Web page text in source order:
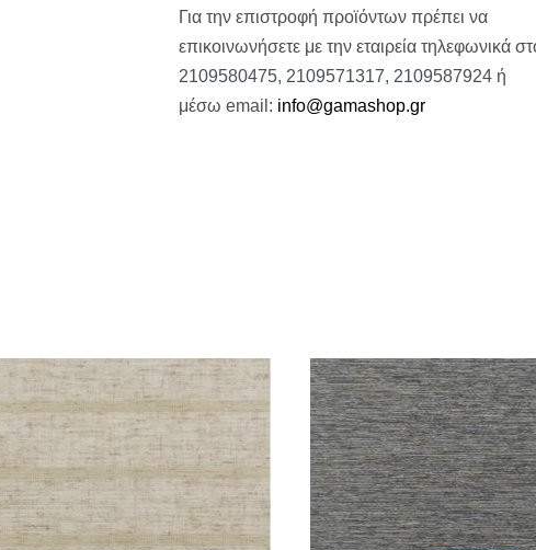
Για την επιστροφή προϊόντων πρέπει να
επικοινωνήσετε με την εταιρεία τηλεφωνικά
2109580475, 2109571317, 2109587924 ή
μέσω email: info@gamashop.gr